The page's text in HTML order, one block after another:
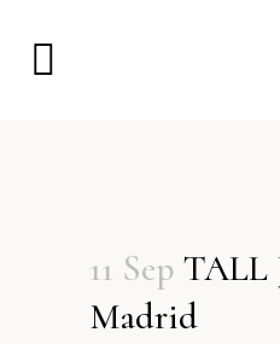
11 Sep TALL
Madrid